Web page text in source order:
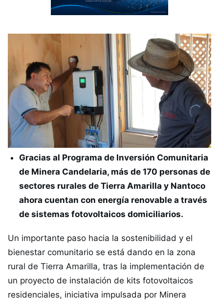
Gracias al Programa de Inversión Comunitaria
de Minera Candelaria, más de 170 personas de
sectores rurales de Tierra Amarilla y Nantoco
ahora cuentan con energía renovable a través
de sistemas fotovoltaicos domiciliarios.
Un importante paso hacia la sostenibilidad y el
bienestar comunitario se está dando en la zona
rural de Tierra Amarilla, tras la implementación de
un proyecto de instalación de kits fotovoltaicos
residenciales, iniciativa impulsada por Minera